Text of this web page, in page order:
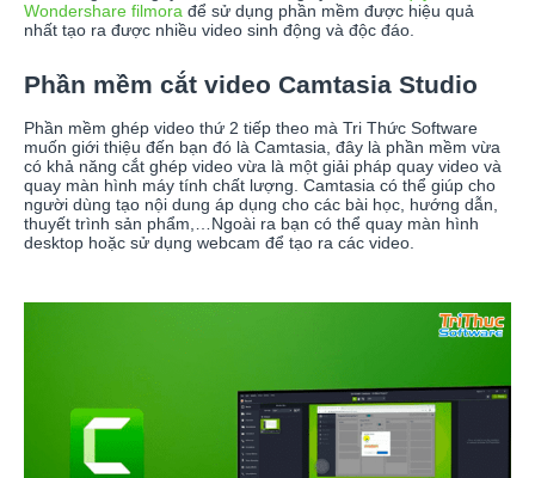
Wondershare filmora để sử dụng phần mềm được hiệu quả
nhất tạo ra được nhiều video sinh động và độc đáo.
Phần mềm cắt video Camtasia Studio
Phần mềm ghép video thứ 2 tiếp theo mà Tri Thức Software
muốn giới thiệu đến bạn đó là Camtasia, đây là phần mềm vừa
có khả năng cắt ghép video vừa là một giải pháp quay video và
quay màn hình máy tính chất lượng. Camtasia có thể giúp cho
người dùng tạo nội dung áp dụng cho các bài học, hướng dẫn,
thuyết trình sản phẩm,…Ngoài ra bạn có thể quay màn hình
desktop hoặc sử dụng webcam để tạo ra các video.